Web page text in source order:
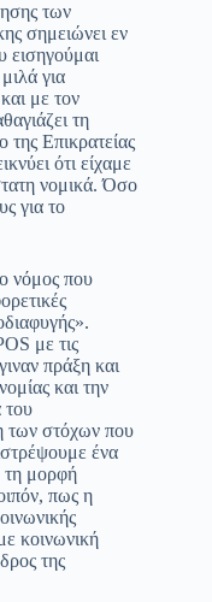
των
σημειώνει εν
εισηγούμαι
για
με τον
τη
Επικρατείας
ότι είχαμε
νομικά. Όσο
για το
νόμος που
με τις
πράξη και
και την
του
των στόχων που
ένα
τη μορφή
πως η
κοινωνική
της